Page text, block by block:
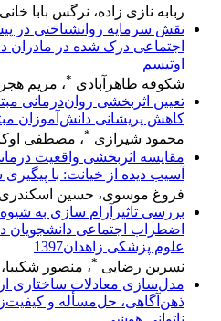
ربابه نازی زاده، نرگس بابا خانی
نقش سرمایه روانشناختی در
اجتماعی درک شده در مادران
اوتیسم
شکوفه طاهرآبادی *، مریم
کاهش پریشانی ‌دانش‌آموزان
محمود شیرازی * ، مصطفی
مقایسه اثربخشی واقعیت
آسیب دیده از خیانت: با
فروغ موسوی، حسین اسکندری
بررسی تاثیرآرام سازی به
اضطراب اجتماعی دانشجویان
علوم پزشکی زاهدان1397
نسرین رضایی *، منصور شکیبا،
مدل‌سازی معادلات ساختاری
ذهن‌آگاهی، حل‌مسأله و